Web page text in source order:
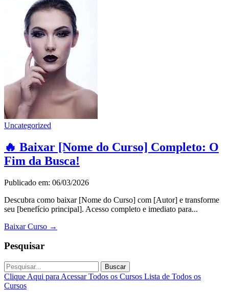
Uncategorized
🔥 Baixar [Nome do Curso] Completo: O
Fim da Busca!
Publicado em: 06/03/2026
Descubra como baixar [Nome do Curso] com [Autor] e transforme
seu [benefício principal]. Acesso completo e imediato para...
Baixar Curso →
Pesquisar
Buscar
Clique Aqui para Acessar Todos os Cursos Lista de Todos os
Cursos